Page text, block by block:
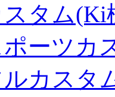
スタム(Ki
ポーツカ
ルカスタ